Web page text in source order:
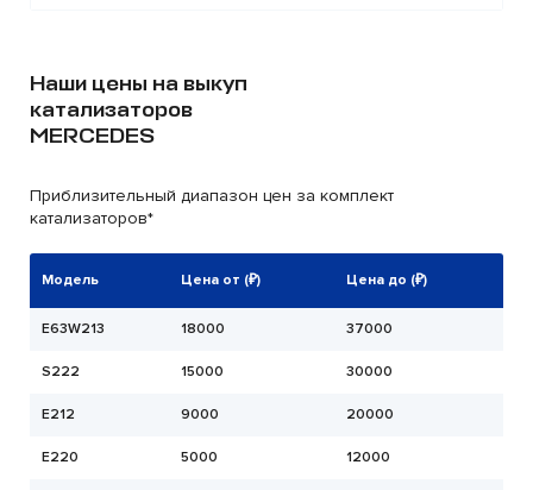
Наши цены на выкуп
катализаторов
MERCEDES
Приблизительный диапазон цен за комплект
катализаторов*
Модель Цена от (₽) Цена до (₽)
E63W213 18000 37000
S222 15000 30000
Е212 9000 20000
E220 5000 12000